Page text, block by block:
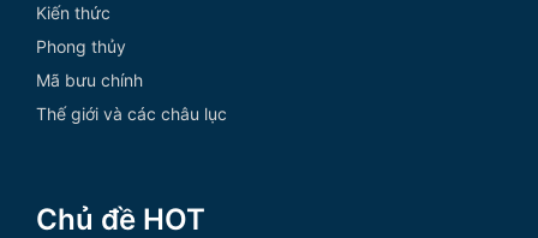
Kiến thức
Phong thủy
Mã bưu chính
Thế giới và các châu lục
Chủ đề HOT